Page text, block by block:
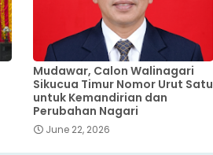
Mudawar, Calon Walinagari
Sikucua Timur Nomor Urut Satu
untuk Kemandirian dan
Perubahan Nagari
June 22, 2026